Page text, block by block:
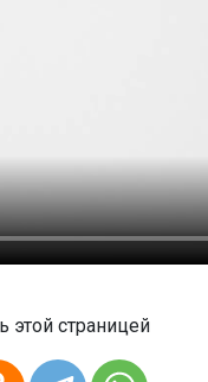
этой страницей